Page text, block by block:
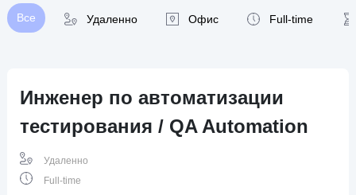
Все Удаленно Офис Full-time
Инженер по автоматизации
тестирования / QA Automation
Удаленно
Full-time